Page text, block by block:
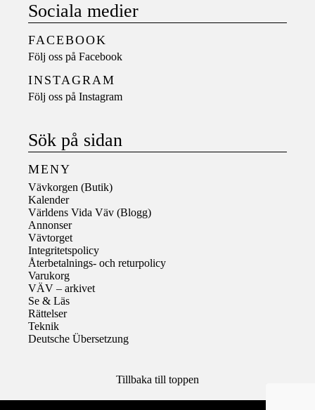
Sociala medier
FACEBOOK
Följ oss på Facebook
INSTAGRAM
Följ oss på Instagram
Sök på sidan
MENY
Vävkorgen (Butik)
Kalender
Världens Vida Väv (Blogg)
Annonser
Vävtorget
Integritetspolicy
Återbetalnings- och returpolicy
Varukorg
VÄV – arkivet
Se & Läs
Rättelser
Teknik
Deutsche Übersetzung
Tillbaka till toppen